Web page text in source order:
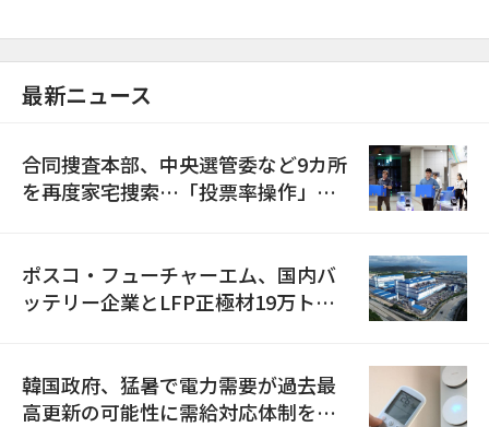
最新ニュース
合同捜査本部、中央選管委など9カ所
を再度家宅捜索…「投票率操作」の
ポスコ・フューチャーエム、国内バ
ッテリー企業とLFP正極材19万トン
韓国政府、猛暑で電力需要が過去最
高更新の可能性に需給対応体制を点